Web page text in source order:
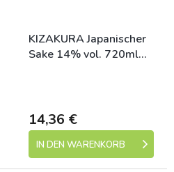
KIZAKURA Japanischer
Sake 14% vol. 720ml
14,36 €
IN DEN WARENKORB